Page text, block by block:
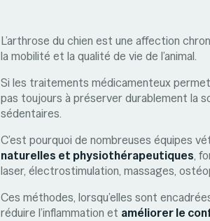
L’arthrose du chien est une affection
la mobilité et la qualité de vie de l’animal.
Si les traitements médicamenteux
pas toujours à préserver durablement la
sédentaires.
C’est pourquoi de nombreuses équipes
naturelles et physiothérapeutiques,
laser, électrostimulation, massages,
Ces méthodes, lorsqu’elles sont
réduire l’inflammation et améliorer le